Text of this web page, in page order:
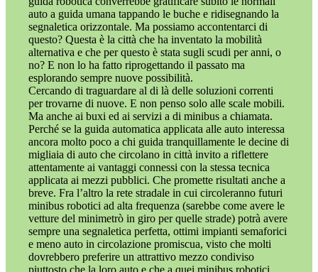
auto a guida umana tappando le buche e ridisegnando la
segnaletica orizzontale. Ma possiamo accontentarci di
questo? Questa è la città che ha inventato la mobilità
alternativa e che per questo è stata sugli scudi per anni, o
no? E non lo ha fatto riprogettando il passato ma
esplorando sempre nuove possibilità.
Cercando di traguardare al di là delle soluzioni correnti
per trovarne di nuove. E non penso solo alle scale mobili.
Ma anche ai buxi ed ai servizi a di minibus a chiamata.
Perché se la guida automatica applicata alle auto interessa
ancora molto poco a chi guida tranquillamente le decine di
migliaia di auto che circolano in città invito a riflettere
attentamente ai vantaggi connessi con la stessa tecnica
applicata ai mezzi pubblici. Che promette risultati anche a
breve. Fra l’altro la rete stradale in cui circoleranno futuri
minibus robotici ad alta frequenza (sarebbe come avere le
vetture del minimetrò in giro per quelle strade) potrà avere
sempre una segnaletica perfetta, ottimi impianti semaforici
e meno auto in circolazione promiscua, visto che molti
dovrebbero preferire un attrattivo mezzo condiviso
piuttosto che la loro auto e che a quei minibus robotici